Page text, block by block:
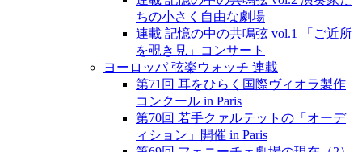
ちの小さく自由な劇場
連載 記憶の中の共鳴弦 vol.1 「ご近所
を覗き見」コンサート
ヨーロッパ 弦楽ウォッチ 連載
第71回 耳をひらく国際ヴィオラ製作
コンクール in Paris
第70回 若手クァルテットの「オーデ
ィション」開催 in Paris